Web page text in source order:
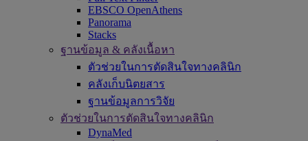
EBSCO OpenAthens
Panorama
Stacks
ฐานข้อมูล & คลังเนื้อหา
ตัวช่วยในการตัดสินใจทางคลินิก
คลังเก็บนิตยสาร
ฐานข้อมูลการวิจัย
ตัวช่วยในการตัดสินใจทางคลินิก
DynaMed